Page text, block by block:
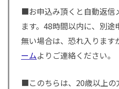
■お申込み頂くと自動返信
ます。48時間以内に、別
無い場合は、恐れ入ります
ームよりご連絡ください。
■このちらは、20歳以上の